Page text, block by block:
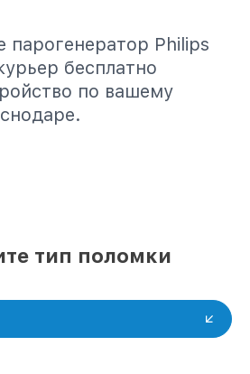
парогенератор Philips
бесплатно
по вашему
тип поломки